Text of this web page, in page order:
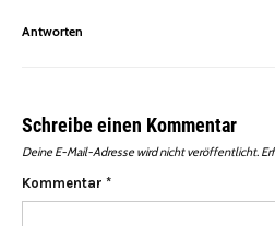
Antworten
Schreibe einen Kommentar
Deine E-Mail-Adresse wird nicht veröffentlicht.
Kommentar *